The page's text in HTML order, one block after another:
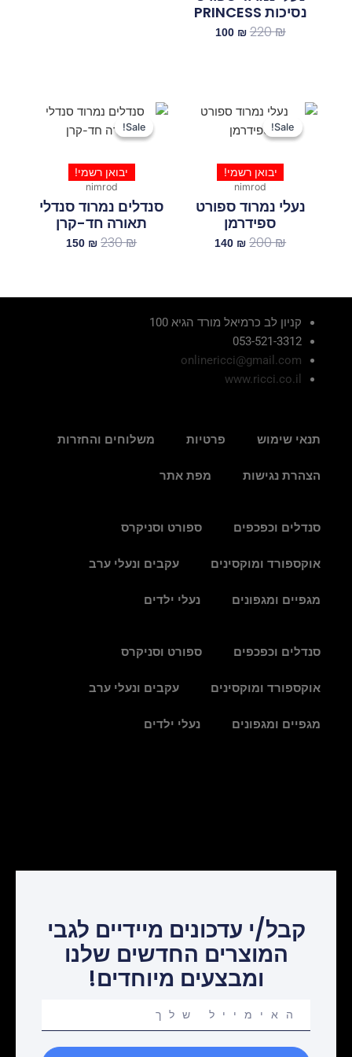
נסיכות PRINCESS
220₪
100 ₪
Sale!
יבואן רשמי!
Sale!
nimrod
נעלי נמרוד ספורט
ספידרמן
200₪
המחיר
המקורי
היה:
140 ₪
המחיר
Sale!
יבואן רשמי!
Sale!
nimrod
סנדלים נמרוד סנדלי
תאורה חד-קרן
230₪
המחיר
המקורי
150 ₪
המחיר
הנוכחי
הוא:
קניון לב כרמיאל מורד הגיא 100
053-521-3312
onlinericci@gmail.com
www.ricci.co.il
תנאי שימוש פרטיות משלוחים והחזרות
הצהרת נגישות מפת אתר
סנדלים וכפכפים ספורט וסניקרס
אוקספורד ומוקסינים עקבים ונעלי ערב
מגפיים ומגפונים נעלי ילדים
סנדלים וכפכפים ספורט וסניקרס
אוקספורד ומוקסינים עקבים ונעלי ערב
מגפיים ומגפונים נעלי ילדים
קבל/י עדכונים מיידיים לגבי
המוצרים החדשים שלנו
ומבצעים מיוחדים!
email